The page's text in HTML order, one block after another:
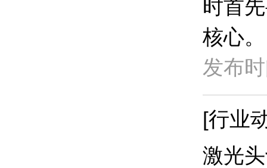
时首
核心。
发布
[行业
激光